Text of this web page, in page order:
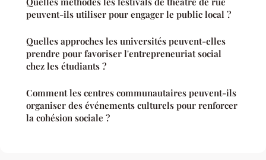
peuvent-ils utiliser pour engager le public local ?
Quelles approches les universités peuvent-elles
prendre pour favoriser l'entrepreneuriat social
chez les étudiants ?
Comment les centres communautaires peuvent-ils
organiser des événements culturels pour renforcer
la cohésion sociale ?